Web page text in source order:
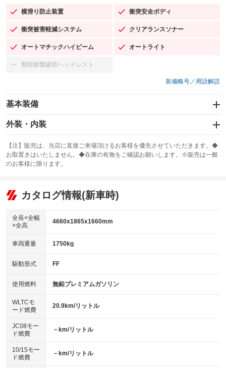
横滑り防止装置
：装備あり 衝突安全ボディ
：装備あり
衝突被害軽減システム
：装備あり クリアランスソナー
：装備あり
オートマチックハイビーム
：装備あり オートライト
：装備あり
頸部衝撃緩和ヘッドレスト
：装備なし
装備略号／用語解説
基本装備
エアバッグ：運転席/助手席/サイド
：装備あり
：装備なし
サンルーフ
：装備あり ABS
リフトアップ
：装備なし
：装備なし
パワーウィンドウ
アイドリングストップ
：装備あり
USB入力端子
：装備あり
100V電源
：装備なし
センターデフロック
：装備なし
電動格納ミラー
：装備あり
外装・内装
カーナビ：メモリーナビ他
：装備あり
TV：フルセグ
：装備あり
ビジュアル
：装備なし
：装備あり
革シート
キーレス
HID(キセノンライト)
：装備なし
バックカメラ
：装備あり
エアロ
：装備なし
：装備なし
パワーシート
ベンチシート
：装備なし
【注】販売は、当店に直接ご来場頂けるお客様を優先させていただきます。◆
お取置きはいたしません。◆在庫の有無をご確認お願いします。※販売は一般
のお客様に限ります。
カタログ情報(新車時)
全長×全幅
×全高
4660x1865x1660mm
車両重量 1750kg
駆動形式 FF
使用燃料 無鉛プレミアムガソリン
WLTCモ
ード燃費
20.9km/リットル
JC08モー
ド燃費
－km/リットル
10/15モー
ド燃費
－km/リットル